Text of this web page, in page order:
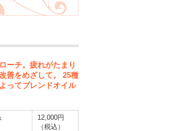
ーチ。疲れがたまり
善をめざして。 25種
ってブレンドオイル
12,000円
（税込）